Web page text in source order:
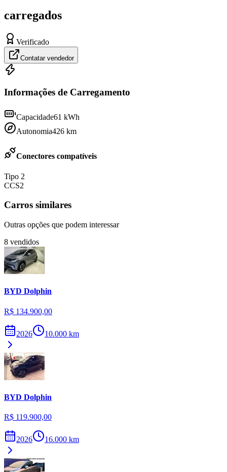
carregados
Verificado
Contatar vendedor
Informações de Carregamento
Capacidade61 kWh
Autonomia426 km
Conectores compatíveis
Tipo 2
CCS2
Carros similares
Outras opções que podem interessar
8 vendidos
BYD Dolphin
R$ 134.900,00
2026 10.000 km
BYD Dolphin
R$ 119.900,00
2026 16.000 km